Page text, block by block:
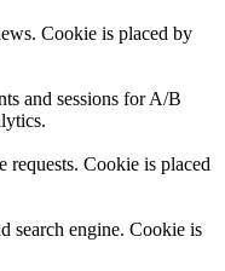
Cookie is placed by
and sessions for A/B
requests. Cookie is placed
search engine. Cookie is